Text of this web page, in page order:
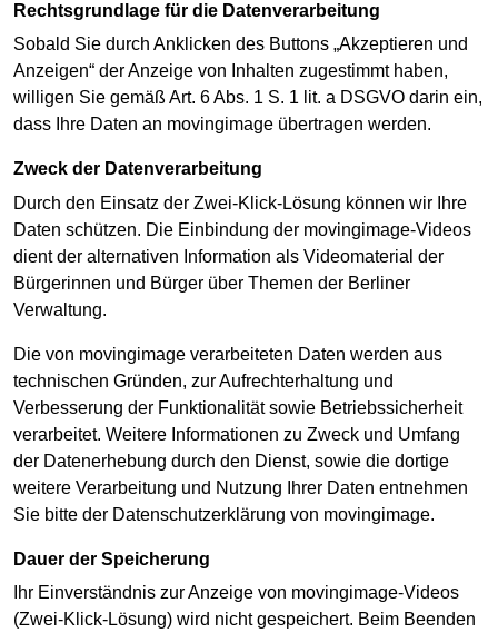
Rechtsgrundlage für die Datenverarbeitung
Sobald Sie durch Anklicken des Buttons „Akzeptieren und
Anzeigen“ der Anzeige von Inhalten zugestimmt haben,
willigen Sie gemäß Art. 6 Abs. 1 S. 1 lit. a DSGVO darin ein,
dass Ihre Daten an movingimage übertragen werden.
Zweck der Datenverarbeitung
Durch den Einsatz der Zwei-Klick-Lösung können wir Ihre
Daten schützen. Die Einbindung der movingimage-Videos
dient der alternativen Information als Videomaterial der
Bürgerinnen und Bürger über Themen der Berliner
Verwaltung.
Die von movingimage verarbeiteten Daten werden aus
technischen Gründen, zur Aufrechterhaltung und
Verbesserung der Funktionalität sowie Betriebssicherheit
verarbeitet. Weitere Informationen zu Zweck und Umfang
der Datenerhebung durch den Dienst, sowie die dortige
weitere Verarbeitung und Nutzung Ihrer Daten entnehmen
Sie bitte der Datenschutzerklärung von movingimage.
Dauer der Speicherung
Ihr Einverständnis zur Anzeige von movingimage-Videos
(Zwei-Klick-Lösung) wird nicht gespeichert. Beim Beenden